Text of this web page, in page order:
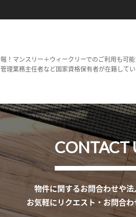
マンスリー＋ウィークリーでのご利用も可
理業務主任者など国家資格保有者が在籍し
CONTACT
物件に関するお問合わせや法
お気軽にリクエスト・お問合わ